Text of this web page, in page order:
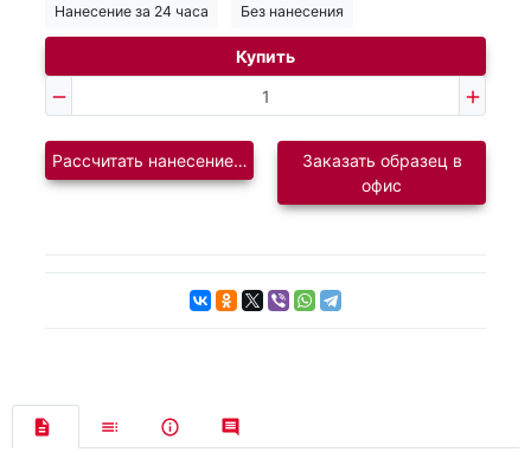
Нанесение за 24 часа Без нанесения
Купить
Рассчитать нанесение логотипаЗаказать образец в
офис